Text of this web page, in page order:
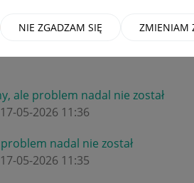
NIE ZGADZAM SIĘ ZMIENIAM
z produktem
ale problem nadal nie został
‎17-05-2026 11:36
problem nadal nie został
‎17-05-2026 11:35